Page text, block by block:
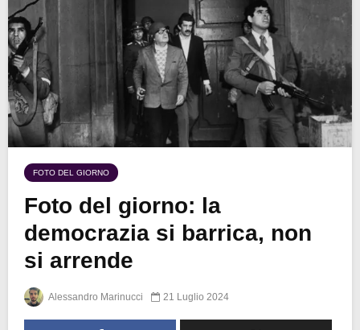
FOTO DEL GIORNO
Foto del giorno: la
democrazia si barrica, non
si arrende
Alessandro Marinucci 21 Luglio 2024